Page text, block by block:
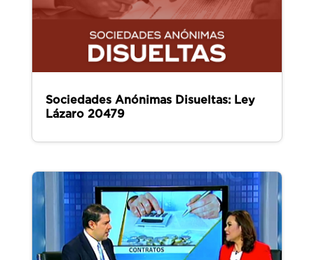
Sociedades Anónimas Disueltas: Ley
Lázaro 20479